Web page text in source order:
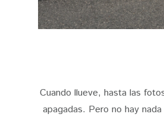
Cuando llueve, hasta las
apagadas. Pero no hay